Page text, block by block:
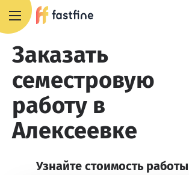
Заказать
семестровую
работу в
Алексеевке
Узнайте стоимость